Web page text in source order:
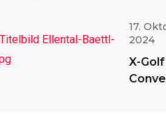
17.
2024
X-Golf